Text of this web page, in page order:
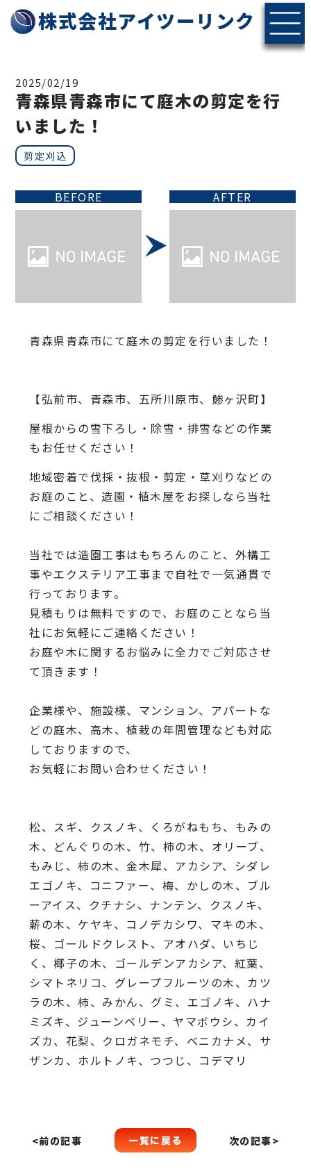
株式会社アイツーリンク
2025/02/19
青森県青森市にて庭木の剪定を行
いました！
剪定刈込
BEFORE AFTER
青森県青森市にて庭木の剪定を行いました！
【弘前市、青森市、五所川原市、鯵ヶ沢町】
屋根からの雪下ろし・除雪・排雪などの作業
もお任せください！
地域密着で伐採・抜根・剪定・草刈りなどの
お庭のこと、造園・ 植木屋をお探しなら当社
にご相談ください！
当社では造園工事はもちろんのこと、 外構工
事やエクステリア工事まで自社で一気通貫で
行っております。
見積もりは無料ですので、 お庭のことなら当
社にお気軽にご連絡ください！
お庭や木に関するお悩みに全力でご対応させ
て頂きます！
企業様や、施設様、マンション、アパートな
どの庭木、高木、植栽の年間管理なども対応
しておりますので、
お気軽にお問い合わせください！
松、スギ、クスノキ、くろがねもち、もみの
木、どんぐりの木、 竹、柿の木、オリーブ、
もみじ、柿の木、金木犀、アカシア、 シダレ
エゴノキ、コニファー、梅、かしの木、ブル
ーアイス、 クチナシ、ナンテン、クスノキ、
薪の木、ケヤキ、コノデカシワ、マキの木、
桜、 ゴールドクレスト、アオハダ、いちじ
く、椰子の木、 ゴールデンアカシア、紅葉、
シマトネリコ、 グレープフルーツの木、カツ
ラの木、柿、みかん、グミ、 エゴノキ、ハナ
ミズキ、ジューンベリー、ヤマボウシ、カイ
ズカ、 花梨、クロガネモチ、ベニカナメ、サ
ザンカ、ホルトノキ、 つつじ、コデマリ
<前の記事 一覧に戻る 次の記事>